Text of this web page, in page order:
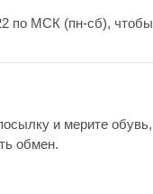
по МСК (пн-сб), чтобы
и мерите
обмен.